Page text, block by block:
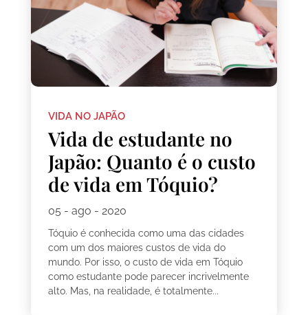
VIDA NO JAPÃO
Vida de estudante no
Japão: Quanto é o custo
de vida em Tóquio?
05 - ago - 2020
Tóquio é conhecida como uma das cidades
com um dos maiores custos de vida do
mundo. Por isso, o custo de vida em Tóquio
como estudante pode parecer incrivelmente
alto. Mas, na realidade, é totalmente...